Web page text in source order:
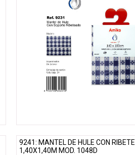
9241: MANTEL DE HULE CON RIBETE
1,40X1,40M MOD. 1048D